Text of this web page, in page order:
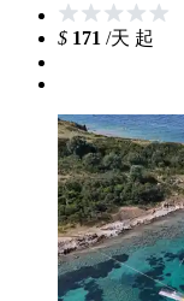
$ 171 /天 起